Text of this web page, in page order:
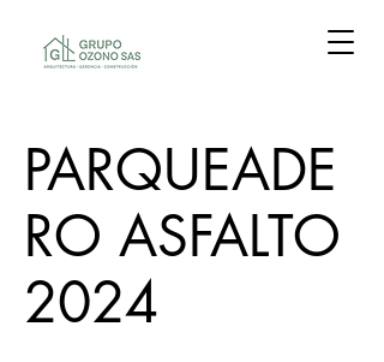
PARQUEADE
RO ASFALTO
2024